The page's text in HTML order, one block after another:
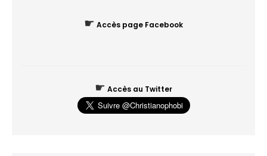
☛ Accès page Facebook
☛ Accès au Twitter